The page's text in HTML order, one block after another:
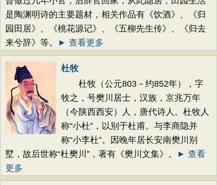
是陶渊明诗的主要题材，相关作品有《饮酒》、《归
园田居》、《桃花源记》、《五柳先生传》、《归去
来兮辞》等。
► 查看更多
杜牧
杜牧（公元803－约852年），字
牧之，号樊川居士，汉族，京兆万年
（今陕西西安）人，唐代诗人。杜牧人
称“小杜”，以别于杜甫。与李商隐并
称“小李杜”。因晚年居长安南樊川别
墅，故后世称“杜樊川”，著有《樊川文集》。
► 查看
更多